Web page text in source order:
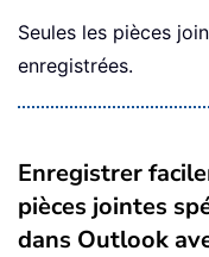
Seules les pièces
enregistrées.
Enregistrer
pièces jointes
dans Outlook